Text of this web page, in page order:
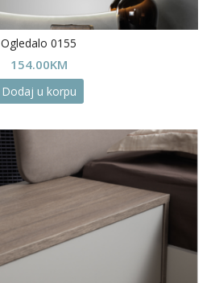
Ogledalo 0155
154.00KM
Dodaj u korpu